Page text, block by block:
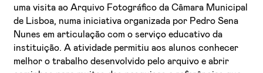
Li e aceito aPolítica de Privacidade
Aceito receber emails sobre novidades da ETIC
uma visita ao Arquivo Fotográfico da Câmara Municipal
de Lisboa, numa iniciativa organizada por Pedro Sena
Nunes em articulação com o serviço educativo da
instituição. A atividade permitiu aos alunos conhecer
melhor o trabalho desenvolvido pelo arquivo e abrir